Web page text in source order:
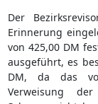
Der
Erinnerung
von 425,00 DM
ausgeführt, es
DM, da das
Verweisung